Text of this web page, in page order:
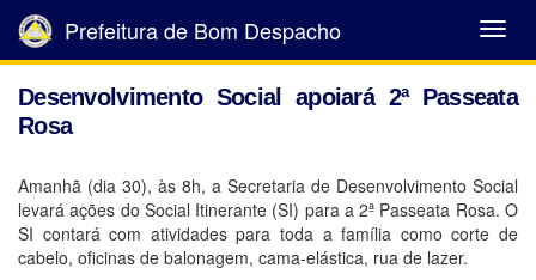
Abrir
Menu
Prefeitura de Bom Despacho
Desenvolvimento Social apoiará 2ª Passeata
Rosa
Amanhã (dia 30), às 8h, a Secretaria de Desenvolvimento Social
levará ações do Social Itinerante (SI) para a 2ª Passeata Rosa. O
SI contará com atividades para toda a família como corte de
cabelo, oficinas de balonagem, cama-elástica, rua de lazer.